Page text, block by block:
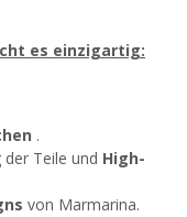
es einzigartig:
.
Teile und High-
von Marmarina.